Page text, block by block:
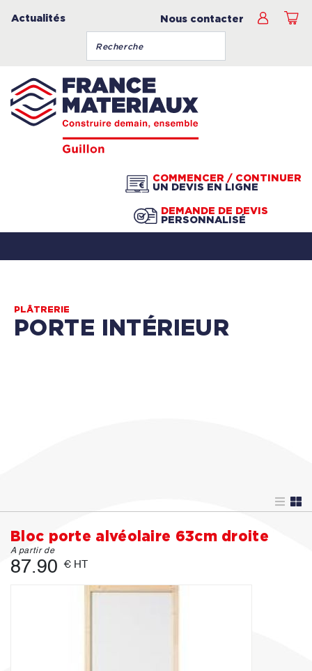
Actualités Nous contacter
COMMENCER / CONTINUER
UN DEVIS EN LIGNE
DEMANDE DE DEVIS
PERSONNALISÉ
PLÂTRERIE
PORTE INTÉRIEUR
Bloc porte alvéolaire 63cm droite
A partir de
87.90 € HT